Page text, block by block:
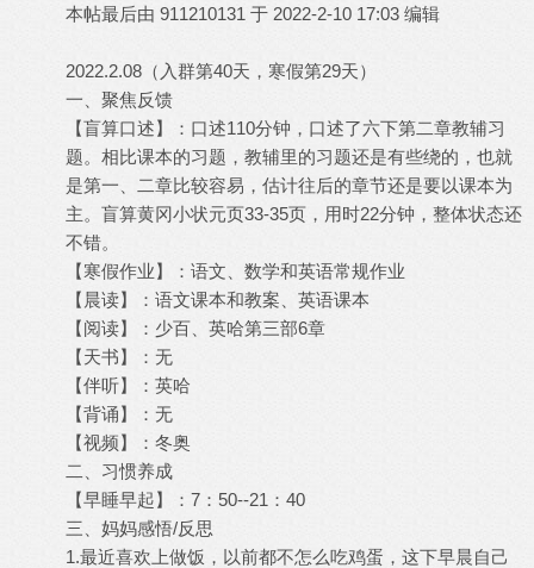
本帖最后由 911210131 于 2022-2-10 17:03 编辑
2022.2.08（入群第40天，寒假第29天）
一、聚焦反馈
【盲算口述】：口述110分钟，口述了六下第二章教辅习
题。相比课本的习题，教辅里的习题还是有些绕的，也就
是第一、二章比较容易，估计往后的章节还是要以课本为
主。盲算黄冈小状元页33-35页，用时22分钟，整体状态还
不错。
【寒假作业】：语文、数学和英语常规作业
【晨读】：语文课本和教案、英语课本
【阅读】：少百、英哈第三部6章
【天书】：无
【伴听】：英哈
【背诵】：无
【视频】：冬奥
二、习惯养成
【早睡早起】：7：50--21：40
三、妈妈感悟/反思
1.最近喜欢上做饭，以前都不怎么吃鸡蛋，这下早晨自己